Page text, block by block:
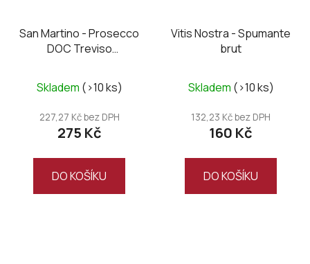
San Martino - Prosecco
DOC Treviso
Skladem (>10 ks)
227,27 Kč bez DPH
275 Kč
DO KOŠÍKU
Vitis Nostra - Spumante
brut
Skladem (>10 ks)
132,23 Kč bez DPH
160 Kč
DO KOŠÍKU